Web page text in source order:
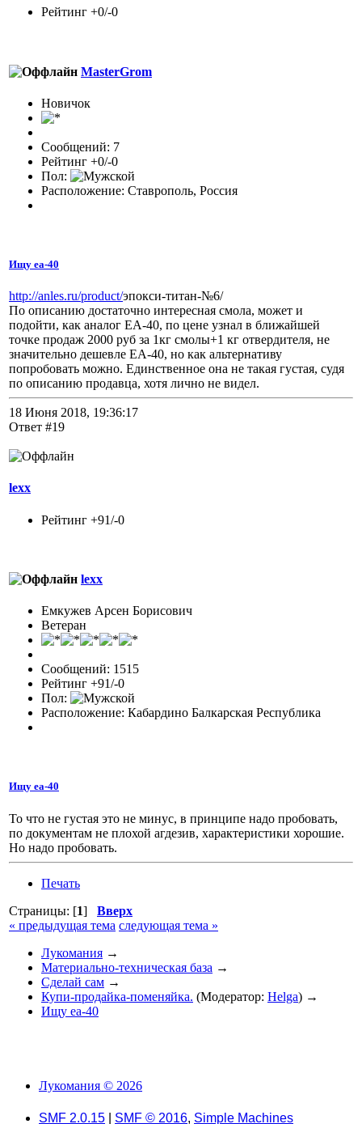
Рейтинг +0/-0
MasterGrom
Новичок
Сообщений: 7
Рейтинг +0/-0
Пол:
Расположение: Ставрополь, Россия
Ищу еа-40
http://anles.ru/product/эпокси-титан-№6/
По описанию достаточно интересная смола, может и
подойти, как аналог ЕА-40, по цене узнал в ближайшей
точке продаж 2000 руб за 1кг смолы+1 кг отвердителя, не
значительно дешевле ЕА-40, но как альтернативу
попробовать можно. Единственное она не такая густая, судя
по описанию продавца, хотя лично не видел.
18 Июня 2018, 19:36:17
Ответ #19
lexx
Рейтинг +91/-0
lexx
Емкужев Арсен Борисович
Ветеран
Сообщений: 1515
Рейтинг +91/-0
Пол:
Расположение: Кабардино Балкарская Республика
Ищу еа-40
То что не густая это не минус, в принципе надо пробовать,
по документам не плохой агдезив, характеристики хорошие.
Но надо пробовать.
Печать
Страницы: [1] Вверх
« предыдущая тема следующая тема »
Лукомания →
Материально-техническая база →
Сделай сам →
Купи-продайка-поменяйка. (Модератор: Helga) →
Ищу еа-40
Лукомания © 2026
SMF 2.0.15 SMF © 2016, Simple Machines